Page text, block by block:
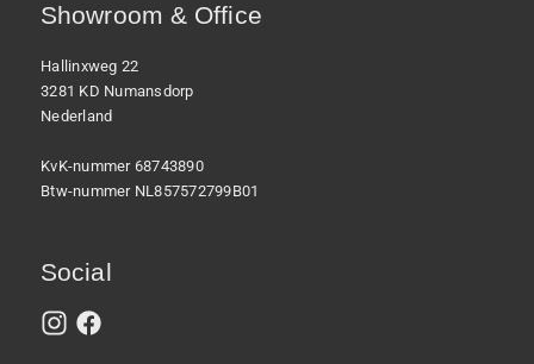
Showroom & Office
Hallinxweg 22
3281 KD Numansdorp
Nederland
KvK-nummer 68743890
Btw-nummer NL857572799B01
Social